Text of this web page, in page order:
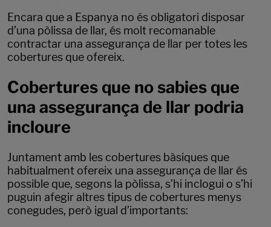
Encara que a Espanya no és obligatori disposar
d’una pòlissa de llar, és molt recomanable
contractar una assegurança de llar per totes les
cobertures que ofereix.
Cobertures que no sabies que
una assegurança de llar podria
incloure
Juntament amb les cobertures bàsiques que
habitualment ofereix una assegurança de llar és
possible que, segons la pòlissa, s’hi inclogui o s’hi
puguin afegir altres tipus de cobertures menys
conegudes, però igual d’importants: